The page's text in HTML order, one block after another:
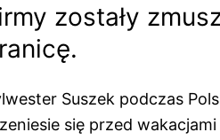
zostały
Suszek podczas
się przed